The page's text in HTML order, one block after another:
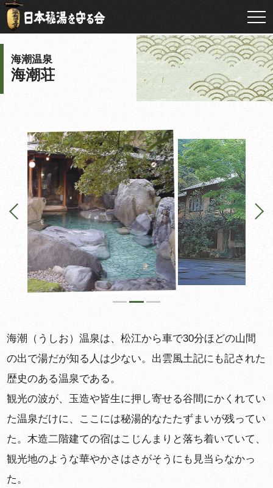
海潮温泉
海潮荘
海潮（うしお）温泉は、松江から車で30分ほどの山間
の出で湯だが知る人は少ない。出雲風土記にも記された
歴史のある温泉である。
観光の波が、玉造や皆生に押し寄せる谷間にかくれてい
た温泉だけに、ここには秘湯的なたたずまいが残ってい
た。木造二階建ての宿はこじんまりと落ち着いていて、
観光地のような華やかさはさがそうにも見当らなかっ
た。